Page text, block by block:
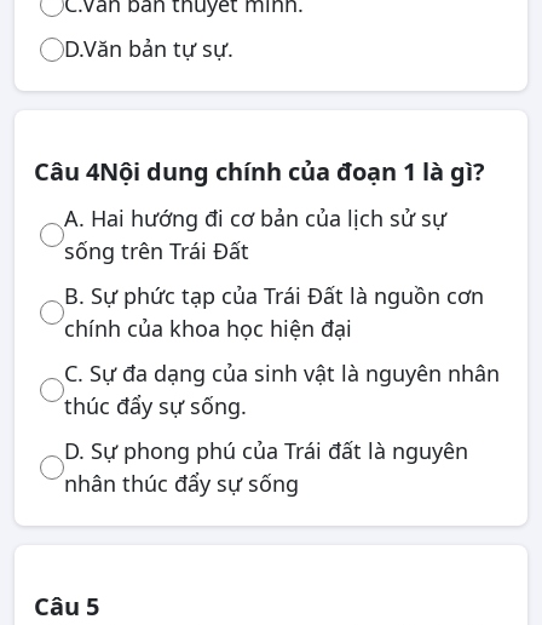
D.Văn bản tự sự.
Câu 4Nội dung chính của đoạn 1 là gì?
A. Hai hướng đi cơ bản của lịch sử sự
sống trên Trái Đất
B. Sự phức tạp của Trái Đất là nguồn cơn
chính của khoa học hiện đại
C. Sự đa dạng của sinh vật là nguyên nhân
thúc đẩy sự sống.
D. Sự phong phú của Trái đất là nguyên
nhân thúc đẩy sự sống
Câu 5